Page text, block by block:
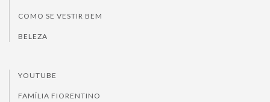
COMO SE VESTIR BEM
BELEZA
YOUTUBE
FAMÍLIA FIORENTINO